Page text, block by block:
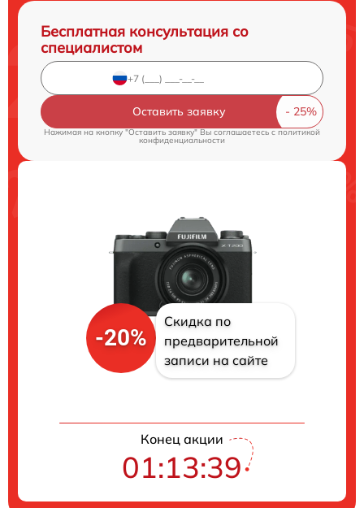
Бесплатная консультация со
специалистом
Оставить заявку
Нажимая на кнопку "Оставить заявку" Вы соглашаетесь c политикой
конфиденциальности
-20%
Скидка по
предварительной
записи на сайте
Конец акции
01:13:38